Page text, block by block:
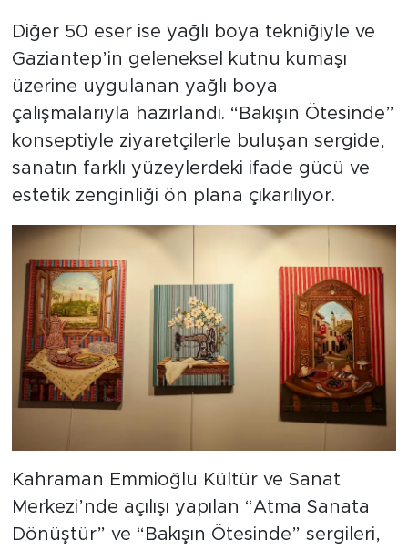
Diğer 50 eser ise yağlı boya tekniğiyle ve
Gaziantep’in geleneksel kutnu kumaşı
üzerine uygulanan yağlı boya
çalışmalarıyla hazırlandı. “Bakışın Ötesinde”
konseptiyle ziyaretçilerle buluşan sergide,
sanatın farklı yüzeylerdeki ifade gücü ve
estetik zenginliği ön plana çıkarılıyor.
Kahraman Emmioğlu Kültür ve Sanat
Merkezi’nde açılışı yapılan “Atma Sanata
Dönüştür” ve “Bakışın Ötesinde” sergileri,